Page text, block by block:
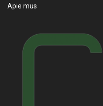
Apie mus